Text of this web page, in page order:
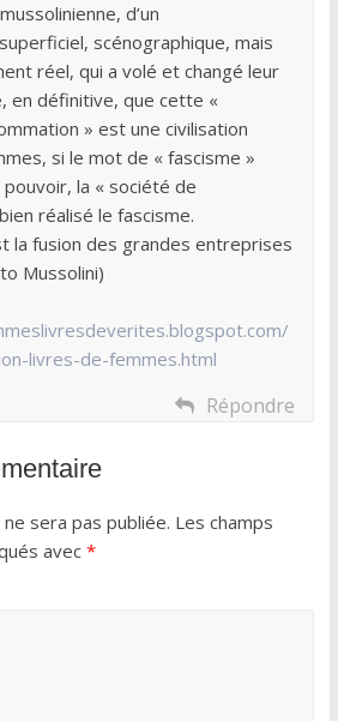
d’un
scénographique, mais
réel, qui a volé et changé leur
en définitive, que cette «
» est une civilisation
si le mot de « fascisme »
la « société de
réalisé le fascisme.
la fusion des grandes entreprises
Mussolini)
livres-de-femmes.html
Répondre
sera pas publiée. Les champs
avec *